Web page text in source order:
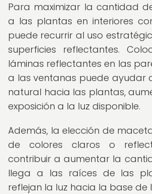
Para maximizar la cantidad
a las plantas en interiores
puede recurrir al uso
superficies reflectantes.
láminas reflectantes en las
a las ventanas puede ayudar
natural hacia las plantas,
exposición a la luz disponible.
Además, la elección de
de colores claros o
contribuir a aumentar la
llega a las raíces de las
reflejan la luz hacia la base de